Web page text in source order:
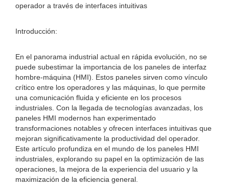
operador a través de interfaces intuitivas
Introducción:
En el panorama industrial actual en rápida evolución, no se
puede subestimar la importancia de los paneles de interfaz
hombre-máquina (HMI). Estos paneles sirven como vínculo
crítico entre los operadores y las máquinas, lo que permite
una comunicación fluida y eficiente en los procesos
industriales. Con la llegada de tecnologías avanzadas, los
paneles HMI modernos han experimentado
transformaciones notables y ofrecen interfaces intuitivas que
mejoran significativamente la productividad del operador.
Este artículo profundiza en el mundo de los paneles HMI
industriales, explorando su papel en la optimización de las
operaciones, la mejora de la experiencia del usuario y la
maximización de la eficiencia general.